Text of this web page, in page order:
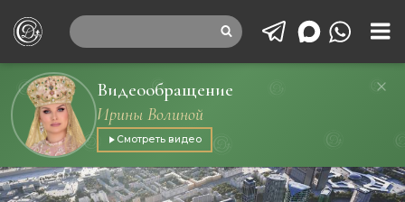
Видеообращение
Ирины Волиной
Смотреть видео